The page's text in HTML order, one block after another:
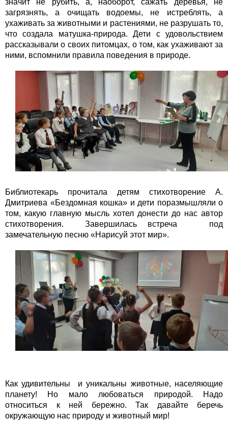
значит не рубить, а, наоборот, сажать деревья, не
загрязнять, а очищать водоемы, не истреблять, а
ухаживать за животными и растениями, не разрушать то,
что создала матушка-природа. Дети с удовольствием
рассказывали о своих питомцах, о том, как ухаживают за
ними, вспомнили правила поведения в природе.
Библиотекарь прочитала детям стихотворение А.
Дмитриева «Бездомная кошка» и дети поразмышляли о
том, какую главную мысль хотел донести до нас автор
стихотворения. Завершилась встреча под
замечательную песню «Нарисуй этот мир».
Как удивительны и уникальны животные, населяющие
планету! Но мало любоваться природой. Надо
относиться к ней бережно. Так давайте беречь
окружающую нас природу и животный мир!